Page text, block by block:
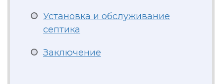
Установка и обслуживание
септика
Заключение